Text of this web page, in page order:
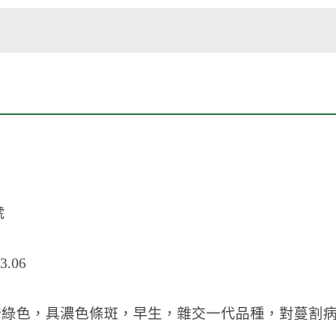
，具濃色條斑，早生，雜交一代品種，對蔓割